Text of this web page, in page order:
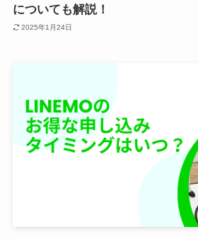
についても解説！
2025年1月24日